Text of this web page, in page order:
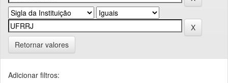
Retornar valores
Adicionar filtros: